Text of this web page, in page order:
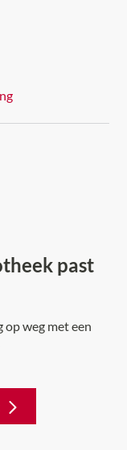
past
op weg met een